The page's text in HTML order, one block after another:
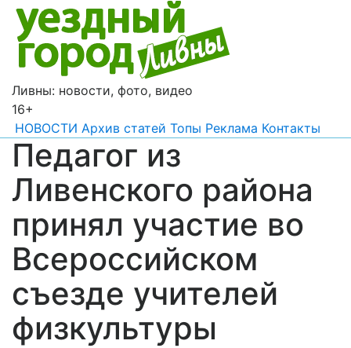
Ливны: новости, фото, видео
16+
НОВОСТИ Архив статей Топы Реклама Контакты
Педагог из
Ливенского района
принял участие во
Всероссийском
съезде учителей
физкультуры